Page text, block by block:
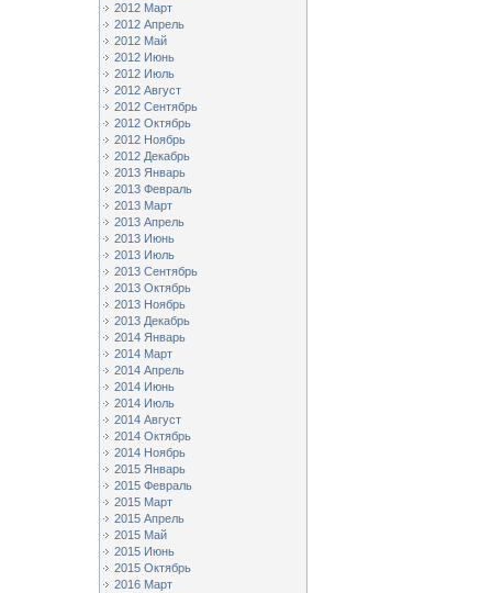
2012 Март
2012 Апрель
2012 Май
2012 Июнь
2012 Июль
2012 Август
2012 Сентябрь
2012 Октябрь
2012 Ноябрь
2012 Декабрь
2013 Январь
2013 Февраль
2013 Март
2013 Апрель
2013 Июнь
2013 Июль
2013 Сентябрь
2013 Октябрь
2013 Ноябрь
2013 Декабрь
2014 Январь
2014 Март
2014 Апрель
2014 Июнь
2014 Июль
2014 Август
2014 Октябрь
2014 Ноябрь
2015 Январь
2015 Февраль
2015 Март
2015 Апрель
2015 Май
2015 Июнь
2015 Октябрь
2016 Март